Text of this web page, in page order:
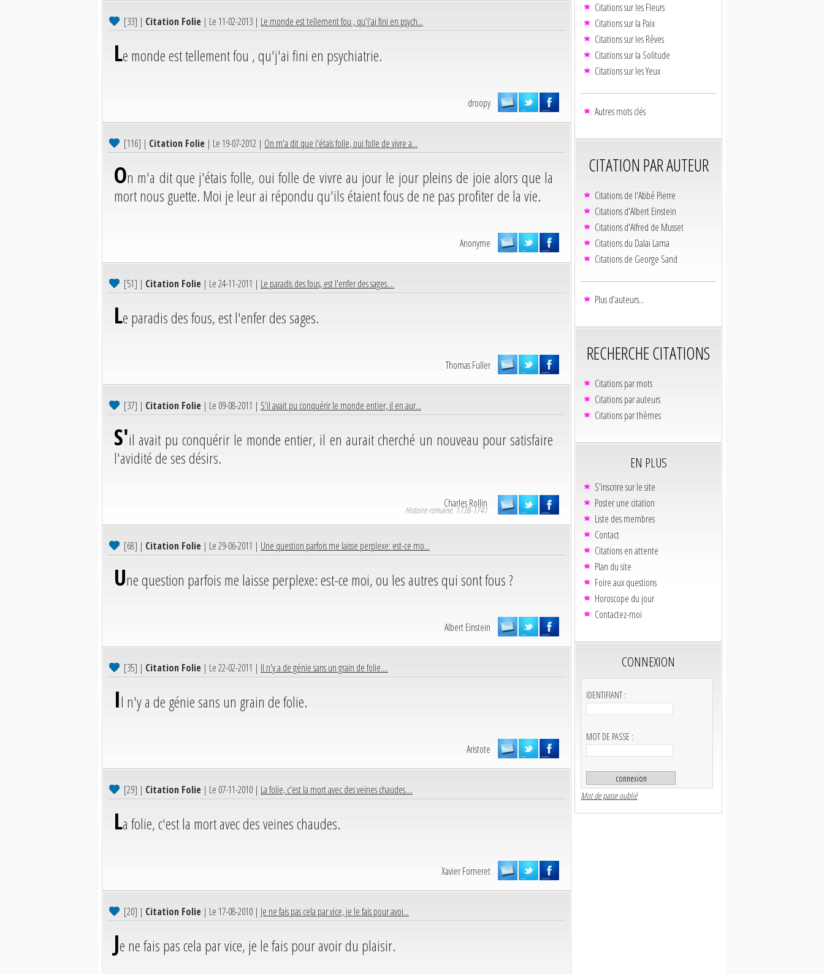
[33] | Citation Folie | Le 11-02-2013 | Le monde est tellement fou , qu'j'ai fini en psych...
Le monde est tellement fou , qu'j'ai fini en psychiatrie.
droopy
[116] | Citation Folie | Le 19-07-2012 | On m'a dit que j'étais folle, oui folle de vivre a...
On m'a dit que j'étais folle, oui folle de vivre au jour le jour pleins de joie alors que la
mort nous guette. Moi je leur ai répondu qu'ils étaient fous de ne pas profiter de la vie.
Anonyme
[51] | Citation Folie | Le 24-11-2011 | Le paradis des fous, est l'enfer des sages....
Le paradis des fous, est l'enfer des sages.
Thomas Fuller
[37] | Citation Folie | Le 09-08-2011 | S'il avait pu conquérir le monde entier, il en aur...
S'il avait pu conquérir le monde entier, il en aurait cherché un nouveau pour satisfaire
l'avidité de ses désirs.
Charles Rollin
Histoire romaine. 1738-1741
[68] | Citation Folie | Le 29-06-2011 | Une question parfois me laisse perplexe: est-ce mo...
Une question parfois me laisse perplexe: est-ce moi, ou les autres qui sont fous ?
Albert Einstein
[35] | Citation Folie | Le 22-02-2011 | Il n'y a de génie sans un grain de folie....
Il n'y a de génie sans un grain de folie.
Aristote
[29] | Citation Folie | Le 07-11-2010 | La folie, c'est la mort avec des veines chaudes....
La folie, c'est la mort avec des veines chaudes.
Xavier Forneret
[20] | Citation Folie | Le 17-08-2010 | Je ne fais pas cela par vice, je le fais pour avoi...
Je ne fais pas cela par vice, je le fais pour avoir du plaisir.
Citations sur les Fleurs
Citations sur la Paix
Citations sur les Rêves
Citations sur la Solitude
Citations sur les Yeux
Autres mots clés
CITATION PAR AUTEUR
Citations de l'Abbé Pierre
Citations d'Albert Einstein
Citations d'Alfred de Musset
Citations du Dalaï Lama
Citations de George Sand
Plus d'auteurs...
RECHERCHE CITATIONS
Citations par mots
Citations par auteurs
Citations par thèmes
EN PLUS
S'inscrire sur le site
Poster une citation
Liste des membres
Contact
Citations en attente
Plan du site
Foire aux questions
Horoscope du jour
Contactez-moi
CONNEXION
IDENTIFIANT :
MOT DE PASSE :
Mot de passe oublié